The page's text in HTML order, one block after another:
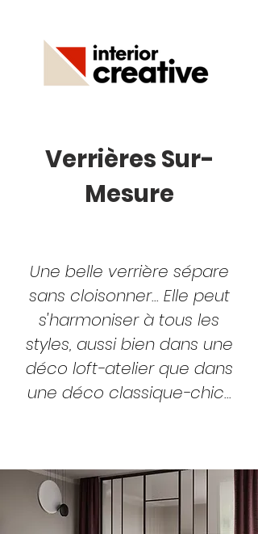
Verrières Sur-
Mesure
Une belle verrière sépare
sans cloisonner... Elle peut
s'harmoniser à tous les
styles, aussi bien dans une
déco loft-atelier que dans
une déco classique-chic...